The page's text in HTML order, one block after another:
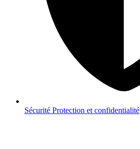
Sécurité Protection et confidentialité